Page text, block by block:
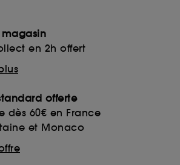
magasin
en 2h offert
offerte
dès 60€ en France
et Monaco